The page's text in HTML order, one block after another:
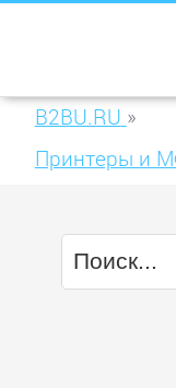
B2BU.RU »
Принтеры и